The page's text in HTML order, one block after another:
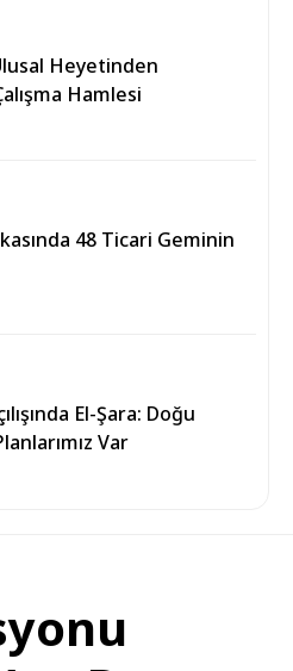
Heyetinden
Hamlesi
48 Ticari Geminin
El-Şara: Doğu
Var